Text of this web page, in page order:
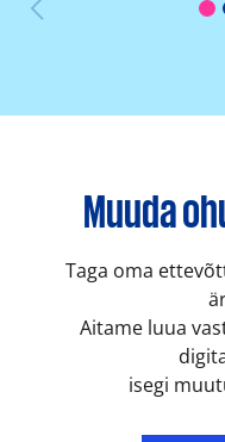
1
Muuda
Taga oma
Aitame luua
isegi